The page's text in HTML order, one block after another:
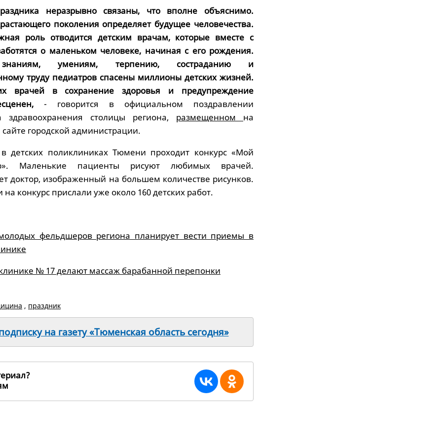
неразрывно связаны, что вполне объяснимо.
поколения определяет будущее человечества.
роль отводится детским врачам, которые вместе с
о маленьком человеке, начиная с его рождения.
знаниям, умениям, терпению, состраданию и
труду педиатров спасены миллионы детских жизней.
врачей в сохранение здоровья и предупреждение
- говорится в официальном поздравлении
здравоохранения столицы региона, размещенном на
городской администрации.
детских поликлиниках Тюмени проходит конкурс «Мой
Маленькие пациенты рисуют любимых врачей.
доктор, изображенный на большем количестве рисунков.
конкурс прислали уже около 160 детских работ.
фельдшеров региона планирует вести приемы в
№ 17 делают массаж барабанной перепонки
, праздник
на газету «Тюменская область сегодня»